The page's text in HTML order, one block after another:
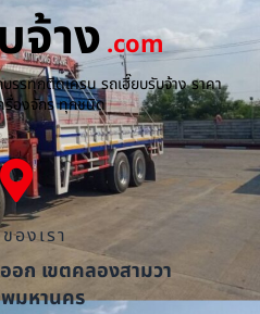
จ้าง.com
รรทุกติดเครน รถเฮี๊ยบรับจ้าง ราคา
รื่องจักร ทุกชนิด
องเรา
อก เขตคลองสามวา
มหานคร